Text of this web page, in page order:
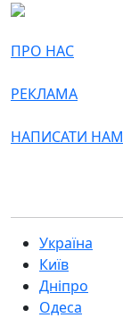
ПРО НАС
РЕКЛАМА
НАПИСАТИ НАМ
Україна
Київ
Дніпро
Одеса